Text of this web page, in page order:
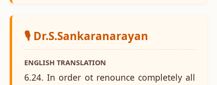
🎙️ Dr.S.Sankaranarayan
ENGLISH TRANSLATION
6.24. In order ot renounce completely all